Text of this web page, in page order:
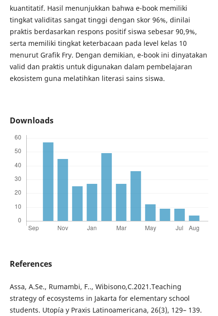
kuantitatif. Hasil menunjukkan bahwa e-book memiliki
tingkat validitas sangat tinggi dengan skor 96%, dinilai
praktis berdasarkan respons positif siswa sebesar 90,9%,
serta memiliki tingkat keterbacaan pada level kelas 10
menurut Grafik Fry. Dengan demikian, e-book ini dinyatakan
valid dan praktis untuk digunakan dalam pembelajaran
ekosistem guna melatihkan literasi sains siswa.
Downloads
References
Assa, A.Se., Rumambi, F.., Wibisono,C.2021.Teaching
strategy of ecosystems in Jakarta for elementary school
students. Utopía y Praxis Latinoamericana, 26(3), 129– 139.